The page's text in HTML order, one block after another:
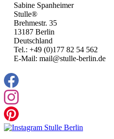
Sabine Spanheimer
Stulle®
Brehmestr. 35
13187 Berlin
Deutschland
Tel.: +49 (0)177 82 54 562
E-Mail: mail@stulle-berlin.de